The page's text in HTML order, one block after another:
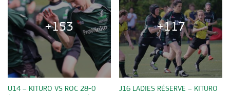
+153
U14 – KITURO VS ROC 28-0
+117
J16 LADIES RÉSERVE – KITURO